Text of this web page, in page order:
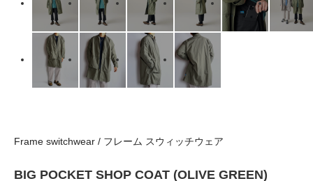
Frame switchwear / フレーム スウィッチウェア
BIG POCKET SHOP COAT (OLIVE GREEN)